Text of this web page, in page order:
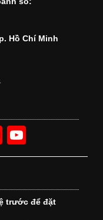
Hồ Chí Minh
Y
o
T
u
o
T
u
trước để đặt